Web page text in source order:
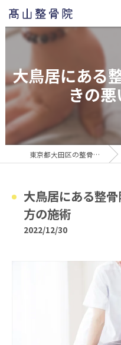
大鳥居にある
きの
東京都大田区の整骨院なら髙山整骨院
大鳥居にある整
方の施術
2022/12/30